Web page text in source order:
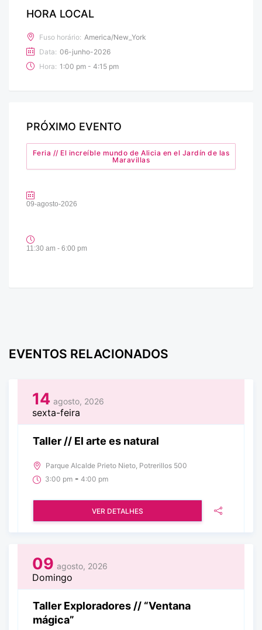
HORA LOCAL
Fuso horário: America/New_York
Data: 06-junho-2026
Hora: 1:00 pm - 4:15 pm
PRÓXIMO EVENTO
Feria // El increíble mundo de Alicia en el Jardín de las
Maravillas
09-agosto-2026
11:30 am - 6:00 pm
EVENTOS RELACIONADOS
14 agosto, 2026
sexta-feira
Taller // El arte es natural
Parque Alcalde Prieto Nieto, Potrerillos 500
3:00 pm - 4:00 pm
VER DETALHES
09 agosto, 2026
Domingo
Taller Exploradores // “Ventana
mágica”